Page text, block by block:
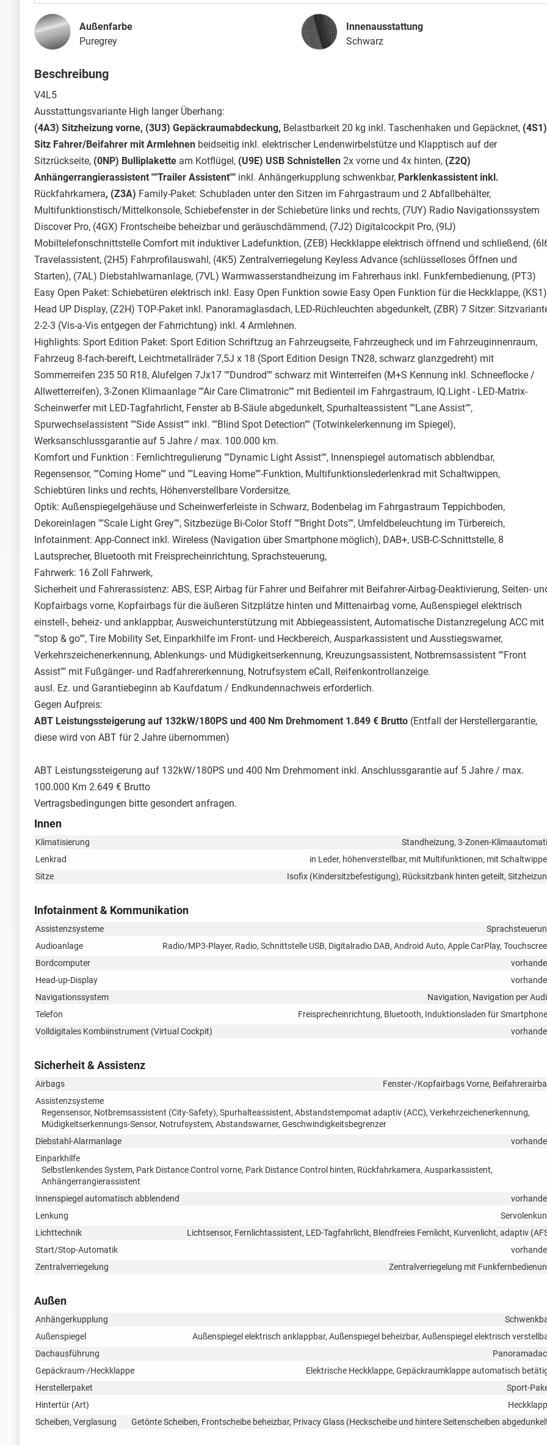
Außenfarbe
Puregrey
Innenausstattung
Innenausstattung
Schwarz
Beschreibung
V4L5
Ausstattungsvariante High langer Überhang:
(4A3) Sitzheizung vorne, (3U3) Gepäckraumabdeckung, Belastbarkeit 20 kg inkl. Taschenhaken und Gepäcknet, (4S1)
Sitz Fahrer/Beifahrer mit Armlehnen beidseitig inkl. elektrischer Lendenwirbelstütze und Klapptisch auf der
Sitzrückseite, (0NP) Bulliplakette am Kotflügel, (U9E) USB Schnistellen 2x vorne und 4x hinten, (Z2Q)
Anhängerrangierassistent ""Trailer Assistent"" inkl. Anhängerkupplung schwenkbar, Parklenkassistent inkl.
Rückfahrkamera, (Z3A) Family-Paket: Schubladen unter den Sitzen im Fahrgastraum und 2 Abfallbehälter,
Multifunktionstisch/Mittelkonsole, Schiebefenster in der Schiebetüre links und rechts, (7UY) Radio Navigationssystem
Discover Pro, (4GX) Frontscheibe beheizbar und geräuschdämmend, (7J2) Digitalcockpit Pro, (9IJ)
Mobiltelefonschnittstelle Comfort mit induktiver Ladefunktion, (ZEB) Heckklappe elektrisch öffnend und schließend,
Travelassistent, (2H5) Fahrprofilauswahl, (4K5) Zentralverriegelung Keyless Advance (schlüsselloses Öffnen und
Starten), (7AL) Diebstahlwarnanlage, (7VL) Warmwasserstandheizung im Fahrerhaus inkl. Funkfernbedienung, (PT3)
Easy Open Paket: Schiebetüren elektrisch inkl. Easy Open Funktion sowie Easy Open Funktion für die Heckklappe, (KS1)
Head UP Display, (Z2H) TOP-Paket inkl. Panoramaglasdach, LED-Rüchleuchten abgedunkelt, (ZBR) 7 Sitzer:
2-2-3 (Vis-a-Vis entgegen der Fahrrichtung) inkl. 4 Armlehnen.
Highlights: Sport Edition Paket: Sport Edition Schriftzug an Fahrzeugseite, Fahrzeugheck und im Fahrzeuginnenraum,
Fahrzeug 8-fach-bereift, Leichtmetallräder 7,5J x 18 (Sport Edition Design TN28, schwarz glanzgedreht) mit
Sommerreifen 235 50 R18, Alufelgen 7Jx17 ""Dundrod"" schwarz mit Winterreifen (M+S Kennung inkl. Schneeflocke /
Allwetterreifen), 3-Zonen Klimaanlage ""Air Care Climatronic"" mit Bedienteil im Fahrgastraum, IQ.Light - LED-Matrix-
Scheinwerfer mit LED-Tagfahrlicht, Fenster ab B-Säule abgedunkelt, Spurhalteassistent ""Lane Assist"",
Spurwechselassistent ""Side Assist"" inkl. ""Blind Spot Detection"" (Totwinkelerkennung im Spiegel),
Werksanschlussgarantie auf 5 Jahre / max. 100.000 km.
Komfort und Funktion : Fernlichtregulierung ""Dynamic Light Assist"", Innenspiegel automatisch abblendbar,
Regensensor, ""Coming Home"" und ""Leaving Home""-Funktion, Multifunktionslederlenkrad mit Schaltwippen,
Schiebtüren links und rechts, Höhenverstellbare Vordersitze,
Optik: Außenspiegelgehäuse und Scheinwerferleiste in Schwarz, Bodenbelag im Fahrgastraum Teppichboden,
Dekoreinlagen ""Scale Light Grey"", Sitzbezüge Bi-Color Stoff ""Bright Dots"", Umfeldbeleuchtung im Türbereich,
Infotainment: App-Connect inkl. Wireless (Navigation über Smartphone möglich), DAB+, USB-C-Schnittstelle, 8
Lautsprecher, Bluetooth mit Freisprecheinrichtung, Sprachsteuerung,
Fahrwerk: 16 Zoll Fahrwerk,
Sicherheit und Fahrerassistenz: ABS, ESP, Airbag für Fahrer und Beifahrer mit Beifahrer-Airbag-Deaktivierung, Seiten-
Kopfairbags vorne, Kopfairbags für die äußeren Sitzplätze hinten und Mittenairbag vorne, Außenspiegel elektrisch
einstell-, beheiz- und anklappbar, Ausweichunterstützung mit Abbiegeassistent, Automatische Distanzregelung ACC mit
""stop & go"", Tire Mobility Set, Einparkhilfe im Front- und Heckbereich, Ausparkassistent und Ausstiegswarner,
Verkehrszeichenerkennung, Ablenkungs- und Müdigkeitserkennung, Kreuzungsassistent, Notbremsassistent ""Front
Assist"" mit Fußgänger- und Radfahrererkennung, Notrufsystem eCall, Reifenkontrollanzeige.
ausl. Ez. und Garantiebeginn ab Kaufdatum / Endkundennachweis erforderlich.
Gegen Aufpreis:
ABT Leistungssteigerung auf 132kW/180PS und 400 Nm Drehmoment 1.849 € Brutto (Entfall der Herstellergarantie,
diese wird von ABT für 2 Jahre übernommen)
ABT Leistungssteigerung auf 132kW/180PS und 400 Nm Drehmoment inkl. Anschlussgarantie auf 5 Jahre / max.
100.000 Km 2.649 € Brutto
Vertragsbedingungen bitte gesondert anfragen.
Innen
Klimatisierung
Standheizung, 3-Zonen-
Lenkrad
in Leder, höhenverstellbar, mit Multifunktionen, mit
Sitze
Isofix (Kindersitzbefestigung), Rücksitzbank hinten geteilt,
Infotainment & Kommunikation
Assistenzsysteme
Audioanlage
Radio/MP3-Player, Radio, Schnittstelle USB, Digitalradio DAB, Android Auto, Apple CarPlay,
Bordcomputer
Head-up-Display
Navigationssystem
Navigation, Navigation per
Telefon
Freisprecheinrichtung, Bluetooth, Induktionsladen für
Volldigitales Kombiinstrument (Virtual Cockpit)
Sicherheit & Assistenz
Airbags
Fenster-/Kopfairbags Vorne,
Assistenzsysteme
Regensensor, Notbremsassistent (City-Safety), Spurhalteassistent, Abstandstempomat adaptiv (ACC), Verkehrzeichenerkennung,
Müdigkeitserkennungs-Sensor, Notrufsystem, Abstandswarner, Geschwindigkeitsbegrenzer
Diebstahl-Alarmanlage
Einparkhilfe
Selbstlenkendes System, Park Distance Control vorne, Park Distance Control hinten, Rückfahrkamera, Ausparkassistent,
Anhängerrangierassistent
Innenspiegel automatisch abblendend
Lenkung
Lichttechnik
Lichtsensor, Fernlichtassistent, LED-Tagfahrlicht, Blendfreies Fernlicht, Kurvenlicht, adaptiv
Start/Stop-Automatik
Zentralverriegelung
Zentralverriegelung mit
Außen
Anhängerkupplung
Außenspiegel
Außenspiegel elektrisch anklappbar, Außenspiegel beheizbar, Außenspiegel elektrisch
Dachausführung
Gepäckraum-/Heckklappe
Elektrische Heckklappe, Gepäckraumklappe automatisch
Herstellerpaket
Sport-
Hintertür (Art)
Scheiben, Verglasung
Getönte Scheiben, Frontscheibe beheizbar, Privacy Glass (Heckscheibe und hintere Seitenscheiben